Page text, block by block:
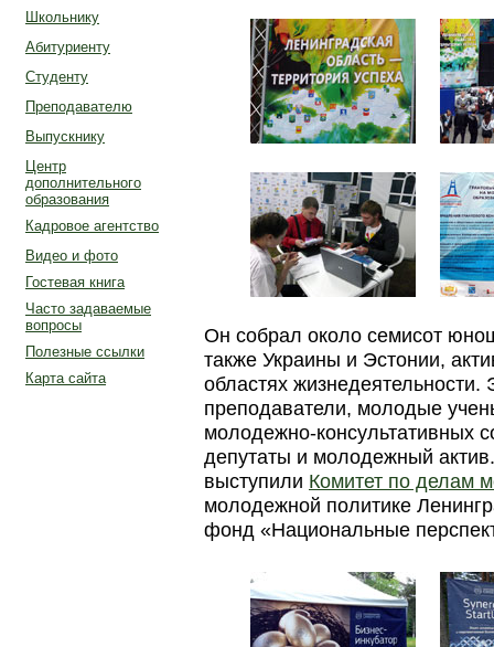
Школьнику
Абитуриенту
Студенту
Преподавателю
Выпускнику
Центр
дополнительного
образования
Кадровое агентство
Видео и фото
Гостевая книга
Часто задаваемые
вопросы
Полезные ссылки
Карта сайта
Он собрал около семисот
также Украины и Эстонии,
областях
преподаватели, молодые
молодежно-консультативных
депутаты и молодежный
выступили Комитет по делам
молодежной политике
фонд «Национальные